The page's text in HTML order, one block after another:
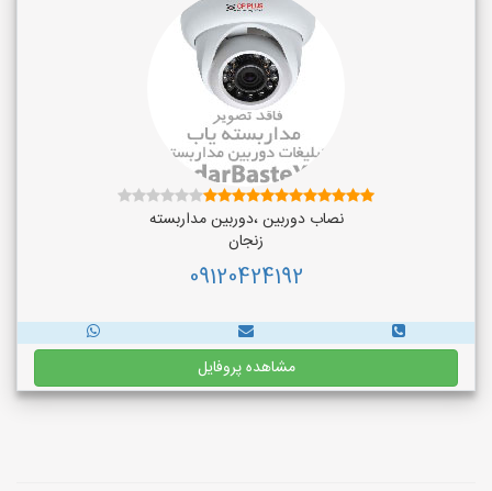
نصاب دوربین ،دوربین مداربسته
زنجان
09120424192
مشاهده پروفایل